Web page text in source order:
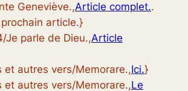
Geneviève.,Article complet..
article.}
Je parle de Dieu.,Article
et autres vers/Memorare.,Ici.}
et autres vers/Memorare.,Le